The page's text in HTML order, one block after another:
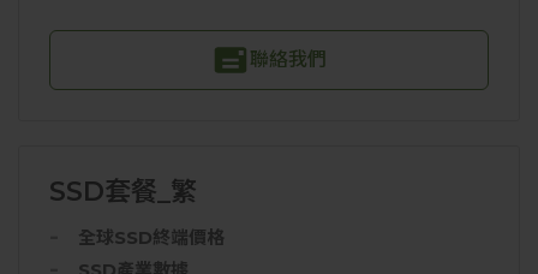
聯絡我們
SSD套餐_繁
全球SSD終端價格